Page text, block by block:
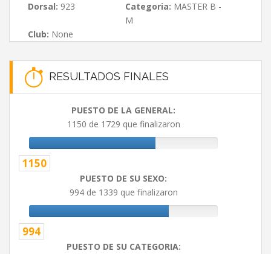
Dorsal: 923 Categoria: MASTER B -
M
Club: None
RESULTADOS FINALES
PUESTO DE LA GENERAL:
1150 de 1729 que finalizaron
1150
PUESTO DE SU SEXO:
994 de 1339 que finalizaron
994
PUESTO DE SU CATEGORIA: